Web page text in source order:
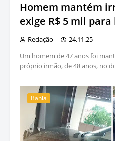
Homem mantém
exige R$ 5 mil
Redação
24.11.25
Um homem de 47 anos foi
próprio irmão, de 48 anos, no
Bahia